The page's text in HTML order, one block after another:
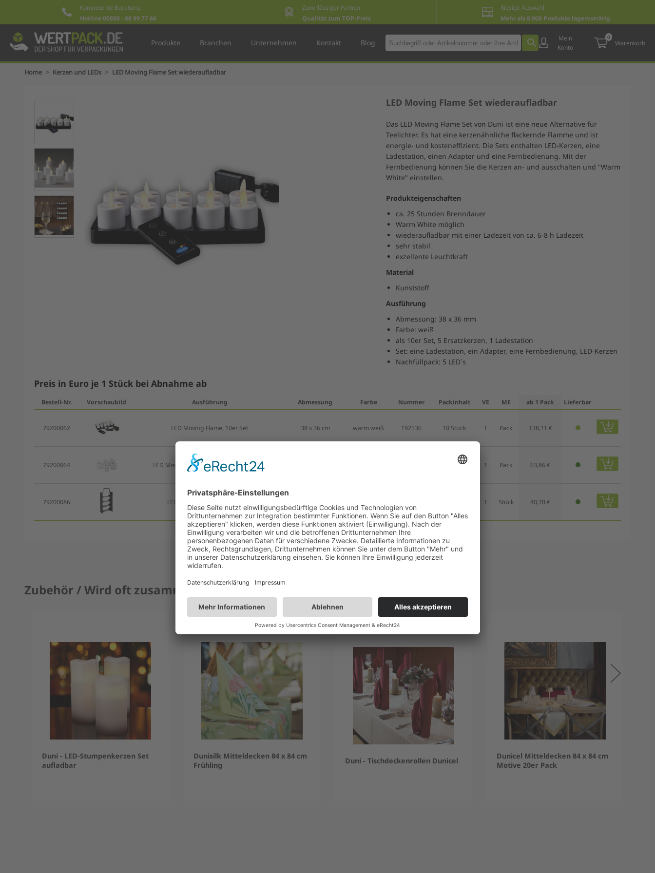
Kompetente Beratung
Hotline 00800 - 88 99 77 66
Zuverlässiger Partner
Qualität zum TOP-Preis
Riesige Auswahl
Mehr als 8.000 Produkte lagervorrätig
Produkte Branchen Unternehmen Kontakt Blog
Mein
Konto
0
Warenkorb
Home > Kerzen und LEDs > LED Moving Flame Set wiederaufladbar
LED Moving Flame Set wiederaufladbar
Das LED Moving Flame Set von Duni ist eine neue Alternative für
Teelichter. Es hat eine kerzenähnliche flackernde Flamme und ist
energie- und kosteneffizient. Die Sets enthalten LED-Kerzen, eine
Ladestation, einen Adapter und eine Fernbedienung. Mit der
Fernbedienung können Sie die Kerzen an- und ausschalten und "Warm
White" einstellen.
Produkteigenschaften
ca. 25 Stunden Brenndauer
Warm White möglich
wiederaufladbar mit einer Ladezeit von ca. 6-8 h Ladezeit
sehr stabil
exzellente Leuchtkraft
Material
Kunststoff
Ausführung
Abmessung: 38 x 36 mm
Farbe: weiß
als 10er Set, 5 Ersatzkerzen, 1 Ladestation
Set: eine Ladestation, ein Adapter, eine Fernbedienung, LED-Kerzen
Nachfüllpack: 5 LED´s
Preis in Euro je 1 Stück bei Abnahme ab
Bestell-Nr. Vorschaubild Ausführung Abmessung Farbe Nummer Packinhalt VE ME ab 1 Pack Lieferbar
79200062 LED Moving Flame, 10er Set 38 x 36 cm warm weiß 192536 10 Stück 1 Pack 138,11 €
79200064 LED Moving Flame Ersatzlampen, 5er Set 5 Stück 1 Pack 63,86 €
79200086 LED Moving Flame Ladestation 1 Stück 40,70 €
Zubehör / Wird oft zusammen gekauft
Duni - LED-Stumpenkerzen Set
aufladbar
Dunisilk Mitteldecken 84 x 84 cm
Frühling
Duni - Tischdeckenrollen Dunicel
Dunicel Mitteldecken 84 x 84 cm
Motive 20er Pack